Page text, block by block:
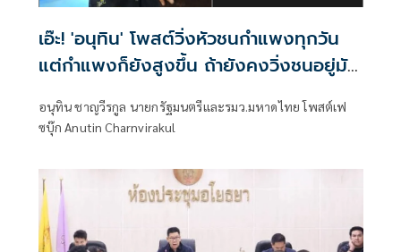
เอ๊ะ! 'อนุทิน' โพสต์วิ่งหัวชนกำแพงทุกวัน
แต่กำแพงก็ยังสูงขึ้น ถ้ายังคงวิ่งชนอยู่มัน
อนุทิน ชาญวีรกูล นายกรัฐมนตรีและรมว.มหาดไทย โพสต์เฟ
ซบุ๊ก Anutin Charnvirakul